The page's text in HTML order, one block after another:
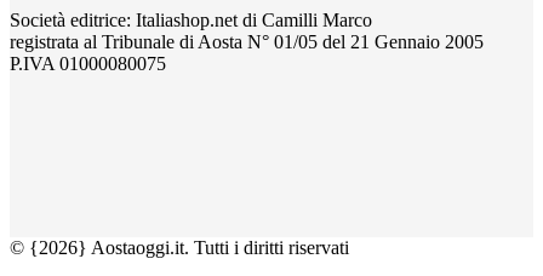
Società editrice: Italiashop.net di Camilli Marco
registrata al Tribunale di Aosta N° 01/05 del 21 Gennaio 2005
P.IVA 01000080075
© {2026} Aostaoggi.it. Tutti i diritti riservati